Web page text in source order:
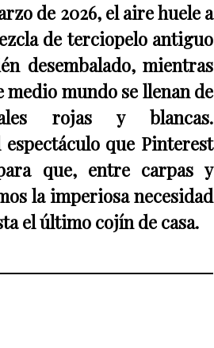
de 2026, el aire huele a
de terciopelo antiguo
desembalado, mientras
medio mundo se llenan de
rojas y blancas.
que Pinterest
que, entre carpas y
la imperiosa necesidad
el último cojín de casa.